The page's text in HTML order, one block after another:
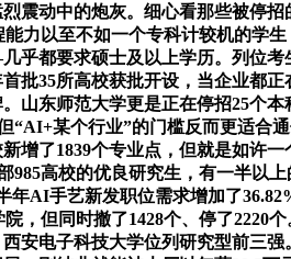
震动中的炮灰。细心看那些被停
力以至不如一个专科计较机的学
都要求硕士及以上学历。列位考
批35所高校获批开设，当企业都
山东师范大学更是正在停招25个
“AI+某个行业”的门槛反而更适合
增了1839个专业点，但就是如许
985高校的优良研究生，有一半以
年AI手艺新发职位需求增加了
，但同时撤了1428个、停了2220
电子科技大学位列研究型前三